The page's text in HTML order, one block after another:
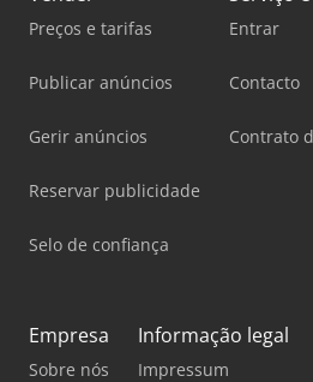
Preços e tarifas
Publicar anúncios
Gerir anúncios
Reservar publicidade
Selo de confiança
Entrar
Contacto
Contrato
Empresa
Sobre nós
Informação legal
Impressum